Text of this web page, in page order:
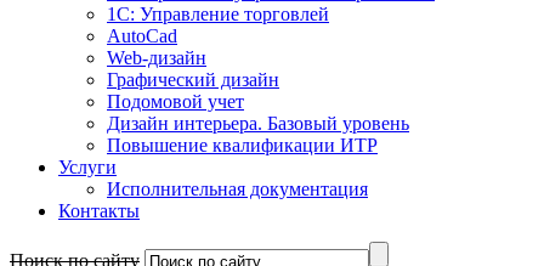
1C: Управление торговлей
AutoCad
Web-дизайн
Графический дизайн
Подомовой учет
Дизайн интерьера. Базовый уровень
Повышение квалификации ИТР
Услуги
Исполнительная документация
Контакты
Поиск по сайту